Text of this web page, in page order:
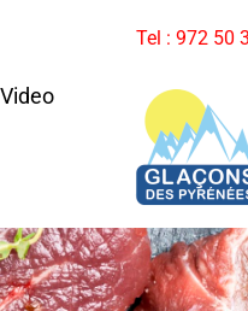
Video
Tel : 972 50